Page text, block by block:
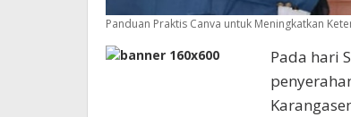
Panduan Praktis Canva untuk Meningkatkan
Pada hari